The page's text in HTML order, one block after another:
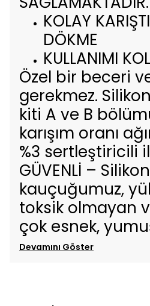
KOLAY
DÖKME
KULLANIMI
Özel bir beceri
gerekmez.
kiti A ve B
karışım oranı
%3 sertleştiricili
GÜVENLİ – Silikon
kauçuğumuz,
toksik olmayan
çok esnek,
Devamını Göster